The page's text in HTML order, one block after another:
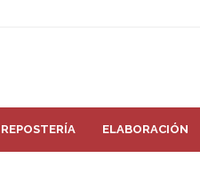
REPOSTERÍA ELABORACIÓN